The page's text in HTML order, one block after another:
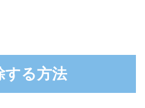
する方法